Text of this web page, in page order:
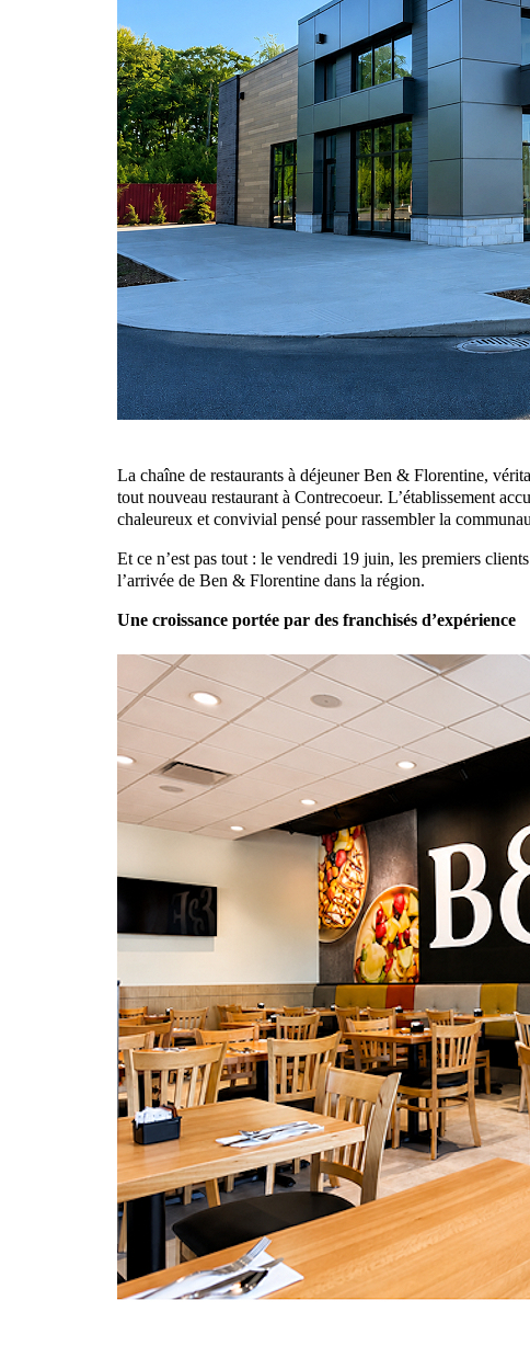
La chaîne de restaurants à déjeuner Ben & Florentine,
tout nouveau restaurant à Contrecoeur. L’établissement
chaleureux et convivial pensé pour rassembler la
Et ce n’est pas tout : le vendredi 19 juin, les premiers
l’arrivée de Ben & Florentine dans la région.
Une croissance portée par des franchisés d’expérience